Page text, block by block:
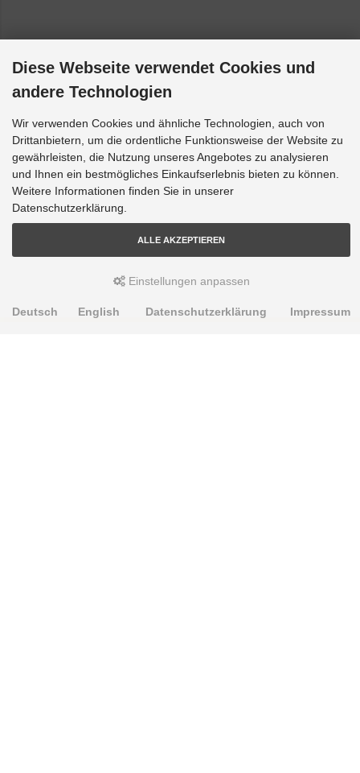
Diese Webseite verwendet Cookies und
andere Technologien
Wir verwenden Cookies und ähnliche Technologien, auch von
Drittanbietern, um die ordentliche Funktionsweise der Website zu
gewährleisten, die Nutzung unseres Angebotes zu analysieren
und Ihnen ein bestmögliches Einkaufserlebnis bieten zu können.
Weitere Informationen finden Sie in unserer
Datenschutzerklärung.
ALLE AKZEPTIEREN
Einstellungen anpassen
Deutsch English Datenschutzerklärung Impressum